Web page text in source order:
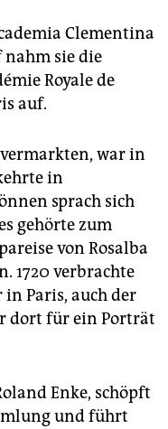
Clementina
sie die
Royale de
auf.
war in
in
sprach sich
gehörte zum
von Rosalba
1720 verbrachte
Paris, auch der
dort für ein Porträt
Enke, schöpft
und führt